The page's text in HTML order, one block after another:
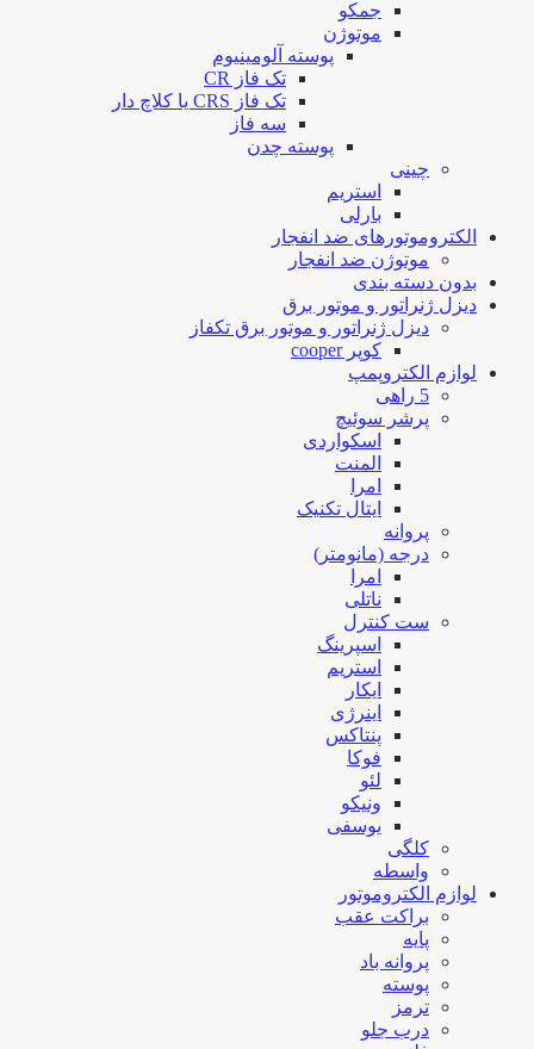
جمکو
موتوژن
پوسته آلومینیوم
تک فاز CR
تک فاز CRS یا کلاچ دار
سه فاز
پوسته چدن
چینی
استریم
بارلی
الکتروموتورهای ضد انفجار
موتوژن ضد انفجار
بدون دسته بندی
دیزل ژنراتور و موتور برق
دیزل ژنراتور و موتور برق تکفاز
کوپر cooper
لوازم الکتروپمپ
5 راهی
پرشر سوئیچ
اسکواردی
المنت
امرا
ایتال تکنیک
پروانه
درجه (مانومتر)
امرا
ناتلی
ست کنترل
اسپرینگ
استریم
ایکار
اینرژی
پنتاکس
فوکا
لئو
ونیکو
یوسفی
کلگی
واسطه
لوازم الکتروموتور
براکت عقب
پایه
پروانه باد
پوسته
ترمز
درب جلو